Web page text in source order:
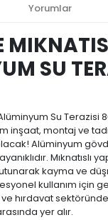
Yorumlar
SU
Alüminyum Su Terazisi
inşaat, montaj ve
Alüminyum
Mıknatıslı
kayma ve
kullanım için
hırdavat
yer alır.